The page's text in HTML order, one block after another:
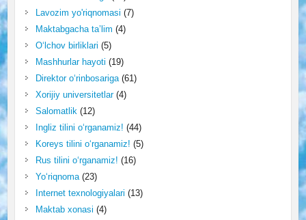
Lavozim yo'riqnomasi (7)
Maktabgacha ta’lim (4)
O‘lchov birliklari (5)
Mashhurlar hayoti (19)
Direktor o‘rinbosariga(61)
Xorijiy universitetlar(4)
Salomatlik(12)
Ingliz tilini o‘rganamiz! (44)
Koreys tilini o‘rganamiz! (5)
Rus tilini o‘rganamiz! (16)
Yo‘riqnoma(23)
Internet texnologiyalari (13)
Maktab xonasi (4)